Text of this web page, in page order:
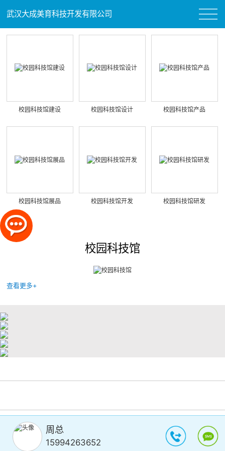
武汉大成美育科技开发有限公司
校园科技馆建设 校园科技馆设计 校园科技馆产品
校园科技馆展品 校园科技馆开发 校园科技馆研发
校园科技馆
查看更多+
周总
15994263652